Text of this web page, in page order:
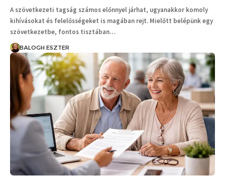
A szövetkezeti tagság számos előnnyel járhat, ugyanakkor komoly
kihívásokat és felelősségeket is magában rejt. Mielőtt belépünk egy
szövetkezetbe, fontos tisztában…
BALOGH ESZTER